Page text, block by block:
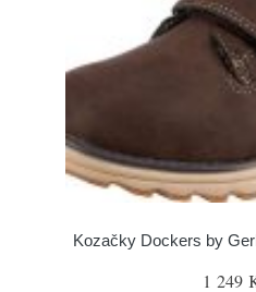
Kozačky Dockers by
1 249